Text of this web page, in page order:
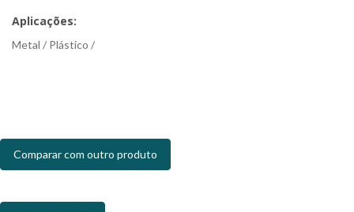
Aplicações:
Metal / Plástico /
Comparar com outro produto